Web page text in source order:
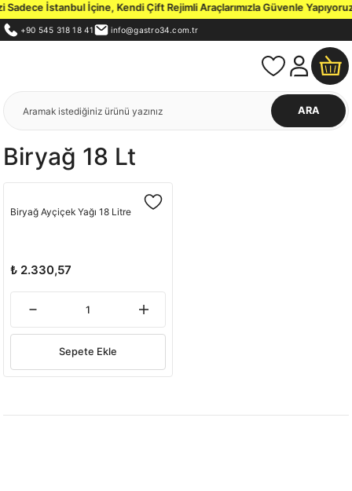
İstanbul İçine, Kendi Çift Rejimli Araçlarımızla Güvenle Yapıyoruz.
+90 545 318 18 41 info@gastro34.com.tr
ARA
Biryağ 18 Lt
Biryağ Ayçiçek Yağı 18 Litre
₺ 2.330,57
Sepete Ekle